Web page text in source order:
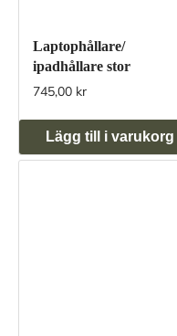
Laptophållare/
ipadhållare stor
745,00 kr
Lägg till i varukorg